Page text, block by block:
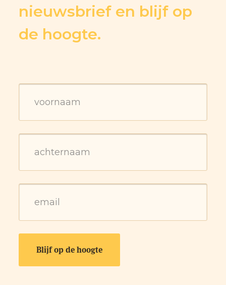
nieuwsbrief en blijf op
de hoogte.